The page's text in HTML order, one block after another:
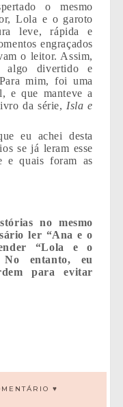
o mesmo
Lola e o garoto
leve, rápida e
engraçados
o leitor. Assim,
algo divertido e
mim, foi uma
e que manteve a
da série, Isla e
eu achei desta
se já leram esse
e quais foram as
no mesmo
ler “Ana e o
“Lola e o
entanto, eu
para evitar
♥